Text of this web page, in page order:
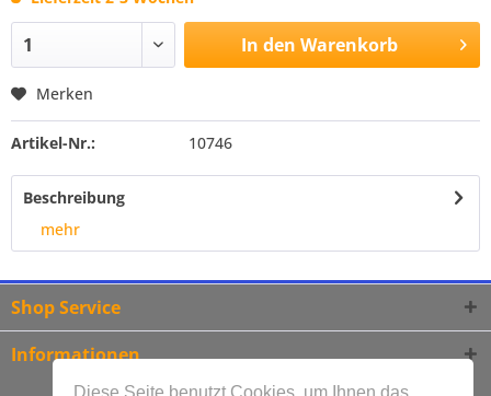
Diese Seite benutzt Cookies, um Ihnen das
In den Warenkorb
Merken
Artikel-Nr.: 10746
Beschreibung
mehr
Shop Service
Informationen